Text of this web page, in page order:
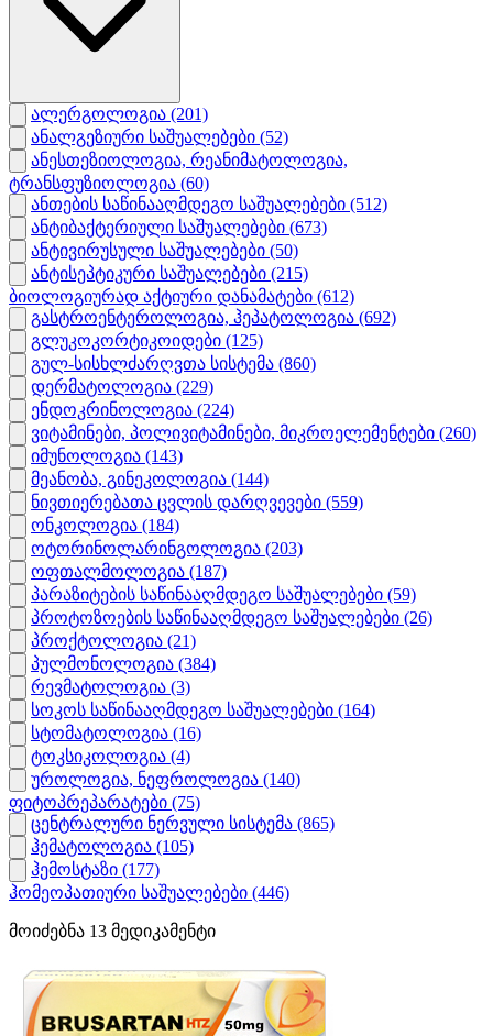
ალერგოლოგია (201)
ანალგეზიური საშუალებები (52)
ანესთეზიოლოგია, რეანიმატოლოგია,
ტრანსფუზიოლოგია (60)
ანთების საწინააღმდეგო საშუალებები (512)
ანტიბაქტერიული საშუალებები (673)
ანტივირუსული საშუალებები (50)
ანტისეპტიკური საშუალებები (215)
ბიოლოგიურად აქტიური დანამატები (612)
გასტროენტეროლოგია, ჰეპატოლოგია (692)
გლუკოკორტიკოიდები (125)
გულ-სისხლძარღვთა სისტემა (860)
დერმატოლოგია (229)
ენდოკრინოლოგია (224)
ვიტამინები, პოლივიტამინები, მიკროელემენტები (260)
იმუნოლოგია (143)
მეანობა, გინეკოლოგია (144)
ნივთიერებათა ცვლის დარღვევები (559)
ონკოლოგია (184)
ოტორინოლარინგოლოგია (203)
ოფთალმოლოგია (187)
პარაზიტების საწინააღმდეგო საშუალებები (59)
პროტოზოების საწინააღმდეგო საშუალებები (26)
პროქტოლოგია (21)
პულმონოლოგია (384)
რევმატოლოგია (3)
სოკოს საწინააღმდეგო საშუალებები (164)
სტომატოლოგია (16)
ტოკსიკოლოგია (4)
უროლოგია, ნეფროლოგია (140)
ფიტოპრეპარატები (75)
ცენტრალური ნერვული სისტემა (865)
ჰემატოლოგია (105)
ჰემოსტაზი (177)
ჰომეოპათიური საშუალებები (446)
მოიძებნა 13 მედიკამენტი